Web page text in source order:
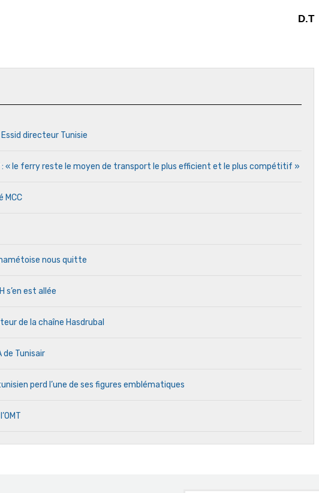
D.T
Essid directeur Tunisie
: « le ferry reste le moyen de transport le plus efficient et le plus compétitif »
MCC
nous quitte
s’en est allée
de la chaîne Hasdrubal
de Tunisair
perd l’une de ses figures emblématiques